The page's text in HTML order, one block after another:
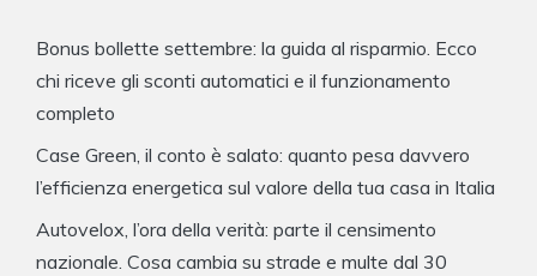
Bonus bollette settembre: la guida al risparmio. Ecco
chi riceve gli sconti automatici e il funzionamento
completo
Case Green, il conto è salato: quanto pesa davvero
l’efficienza energetica sul valore della tua casa in Italia
Autovelox, l’ora della verità: parte il censimento
nazionale. Cosa cambia su strade e multe dal 30